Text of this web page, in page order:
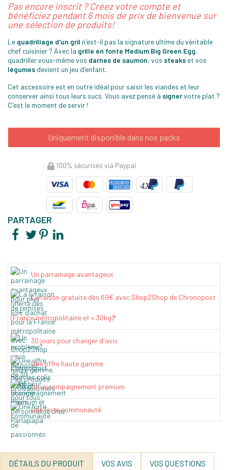
Pas encore inscrit ? Créez votre compte et
bénéficiez pendant 6 mois de prix de bienvenue sur
une sélection de produits!
Le quadrillage d'un gril n'est-il pas la signature ultime du véritable
chef cuisinier ? Avec la grille en fonte Medium Big Green Egg,
quadriller vous-même vos darnes de saumon, vos steaks et vos
légumes devient un jeu d'enfant.
Cet accessoire est en outre idéal pour saisir les viandes et leur
conserver ainsi tous leurs sucs. Vous avez pensé à signervotre plat ?
C'est le moment de servir !
Uniquement disponible dans nos packs
100% sécurisés via Paypal
PARTAGER
Un parrainage avantageux
Livraison gratuite dès 69€ avec Shop2Shop de Chronopost
(France métropolitaine et < 30kg)*
30 jours pour changer d'avis
Une offre haute gamme
Un accompagnement premium
Une forte communauté
DÉTAILS DU PRODUIT VOS AVIS VOS QUESTIONS